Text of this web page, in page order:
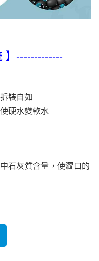
】-------------
裝自如
硬水變軟水
石灰質含量，使澀口的